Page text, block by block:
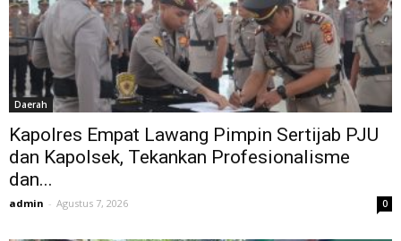
Daerah
Kapolres Empat Lawang Pimpin Sertijab PJU
dan Kapolsek, Tekankan Profesionalisme
dan...
admin - Agustus 7, 2026 0